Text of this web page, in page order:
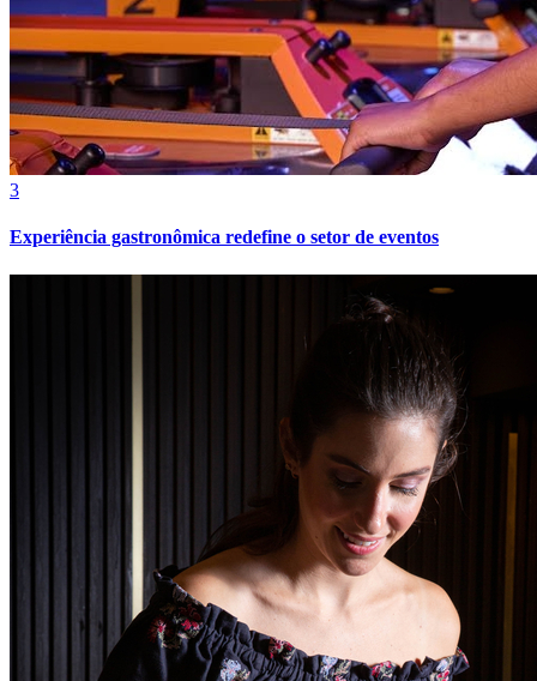
Fluminense
3
Experiência gastronômica redefine o setor de eventos